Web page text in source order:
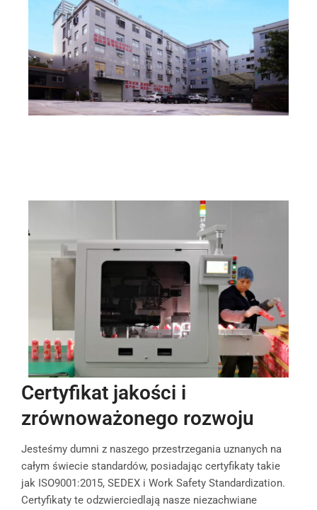
Certyfikat jakości i
zrównoważonego rozwoju
Jesteśmy dumni z naszego przestrzegania uznanych na
całym świecie standardów, posiadając certyfikaty takie
jak ISO9001:2015, SEDEX i Work Safety Standardization.
Certyfikaty te odzwierciedlają nasze niezachwiane